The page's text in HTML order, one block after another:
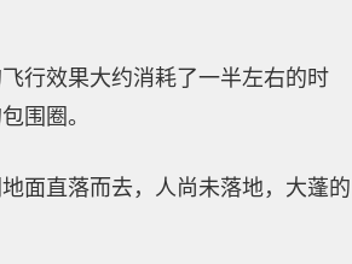
行效果大约消耗了一半左右的时
围圈。
面直落而去，人尚未落地，大蓬的